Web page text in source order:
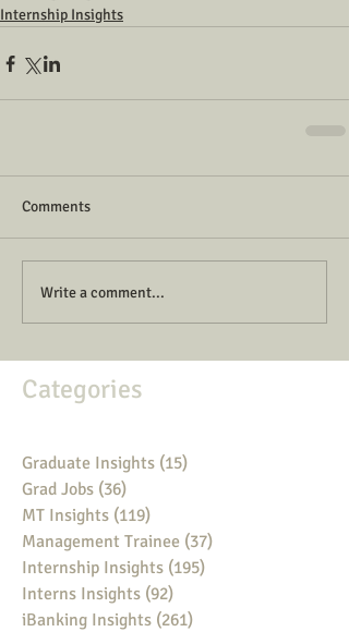
Internship Insights
Comments
Write a comment...
Categories
Graduate Insights (15)
Grad Jobs (36)
MT Insights (119)
Management Trainee (37)
Internship Insights (195)
Interns Insights (92)
iBanking Insights (261)